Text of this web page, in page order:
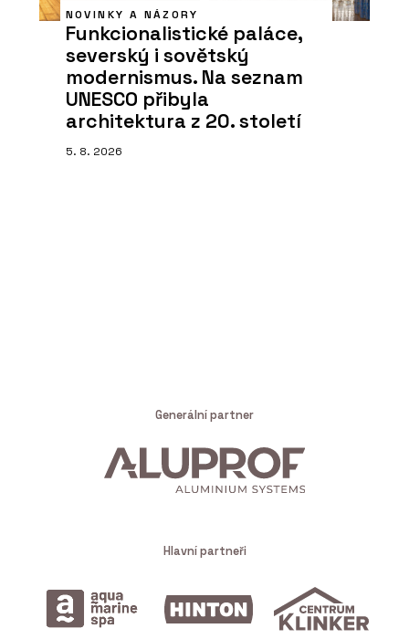
NOVINKY A NÁZORY
Funkcionalistické paláce,
severský i sovětský
modernismus. Na seznam
UNESCO přibyla
architektura z 20. století
5. 8. 2026
Generální partner
Hlavní partneři